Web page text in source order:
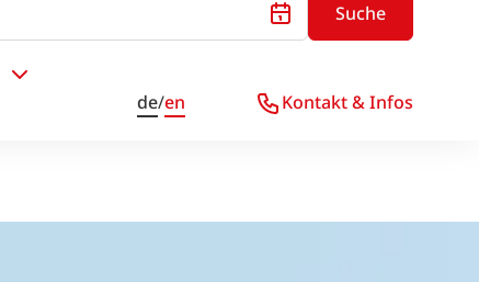
Suche
de/en Kontakt & Infos